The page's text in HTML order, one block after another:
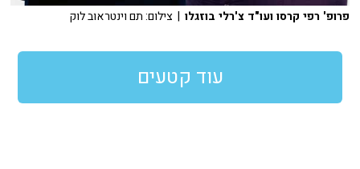
פרופ' רפי קרסו ועו"ד צ'רלי בוזגלו | צילום: תם וינטראוב לוק
עוד קטעים